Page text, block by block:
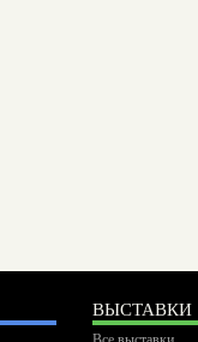
ВЫСТАВКИ